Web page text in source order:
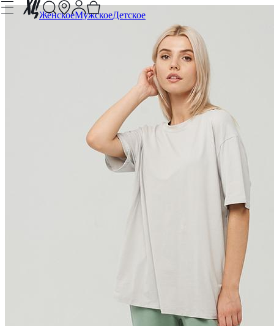
ЖенскоеМужскоеДетское